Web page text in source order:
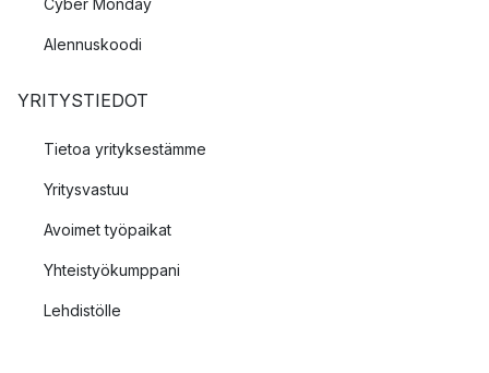
Alennuskoodi
YRITYSTIEDOT
Tietoa yrityksestämme
Yritysvastuu
Avoimet työpaikat
Yhteistyökumppani
Lehdistölle